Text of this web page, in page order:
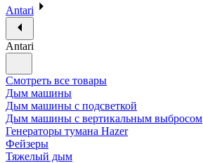
Antari
Antari
Смотреть все товары
Дым машины
Дым машины с подсветкой
Дым машины с вертикальным выбросом
Генераторы тумана Hazer
Фейзеры
Тяжелый дым